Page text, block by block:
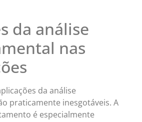
da análise
nas
da análise
praticamente inesgotáveis. A
é especialmente